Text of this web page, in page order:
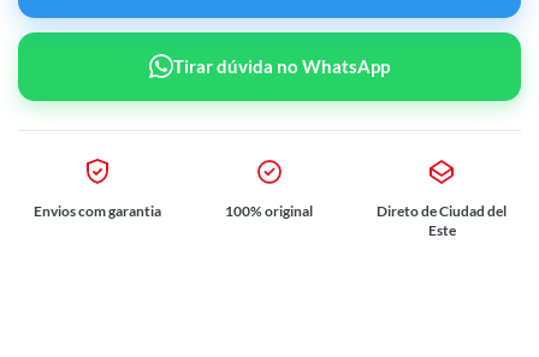
Tirar dúvida no WhatsApp
Envios com garantia 100% original
Direto de Ciudad del
Este